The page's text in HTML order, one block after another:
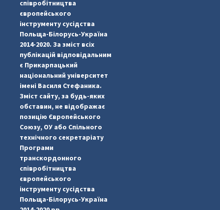
#PipIvanToday
співробітництва
європейського
інструменту сусідства
Польща-Білорусь-Україна
2014-2020. За зміст всіх
публікацій відповідальним
є Прикарпацький
національний університет
імені Василя Стефаника.
Зміст сайту, за будь-яких
обставин, не відображає
позицію Європейського
Союзу, ОУ або Спільного
технічного секретаріату
Програми
транскордонного
співробітництва
європейського
інструменту сусідства
Польща-Білорусь-Україна